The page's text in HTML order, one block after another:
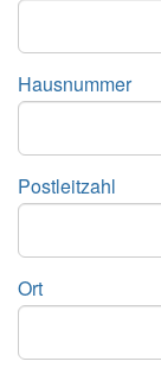
Hausnummer
Postleitzahl
Ort